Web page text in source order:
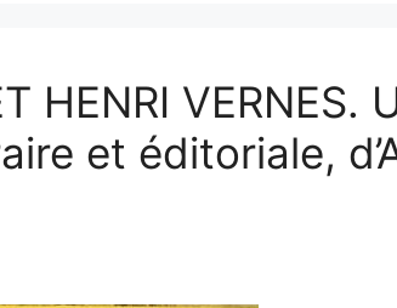
HENRI VERNES.
et éditoriale,